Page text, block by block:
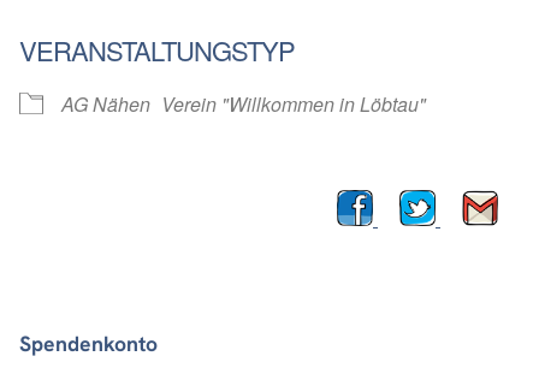
VERANSTALTUNGSTYP
AG Nähen Verein "Willkommen in Löbtau"
Spendenkonto